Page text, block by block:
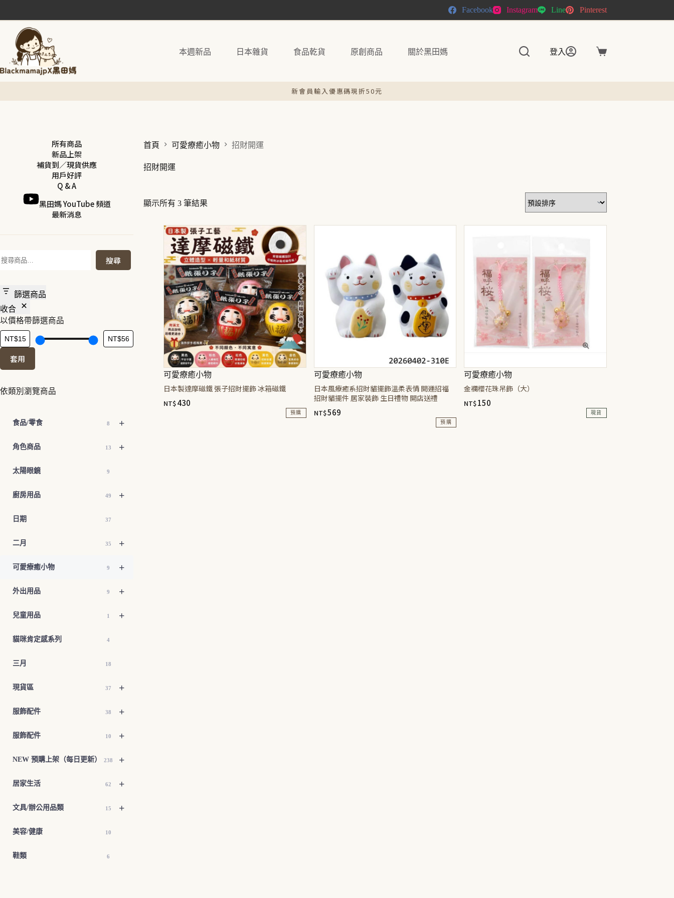
至
容
Facebook Instagram Line Pinterest
本週新品 日本雜貨 食品乾貨 原創商品 關於黑田媽 登入
購
車
新會員輸入優惠碼現折50元
官網現貨48小時內快速出貨
首頁 可愛療癒小物 招財開運
招財開運
顯示所有 3 筆結果
可愛療癒小物
日本製達摩磁鐵 張子招財擺飾 冰箱磁鐵
NT$430
預購
可愛療癒小物
日本風療癒系招財貓擺飾溫柔表情 開運招福
招財貓擺件 居家裝飾 生日禮物 開店送禮
NT$569
預購
可愛療癒小物
金襴櫻花珠吊飾（大）
NT$150
現貨
所有商品
新品上架
補貨到／現貨供應
用戶好評
Q & A
黑田媽 YouTube 頻道
最新消息
搜
尋
搜尋
篩選商品
收合
以價格帶篩選商品
套用
依類別瀏覽商品
+
食品/零食 8
+
角色商品 13
太陽眼鏡 9
+
廚房用品 49
日期 37
+
二月 35
+
可愛療癒小物 9
+
外出用品 9
+
兒童用品 1
貓咪肯定感系列 4
三月 18
+
現貨區 37
+
服飾配件 38
+
服飾配件 10
+
NEW 預購上架（每日更新） 238
+
居家生活 62
+
文具/辦公用品類 15
美容/健康 10
鞋類 6